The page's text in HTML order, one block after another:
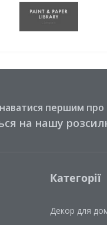
першим про
на нашу
Категорії
Декор для